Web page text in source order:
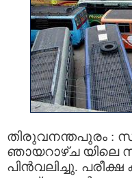
തിരുവനന്തപുരം :
ഞായറാഴ്ച യിലെ
പിന്‍വലിച്ചു.